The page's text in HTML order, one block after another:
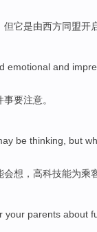
但它是由西方同盟开
emotional and
事要注意。
be thinking but
会想 ， 高科技能为乘
your parents about